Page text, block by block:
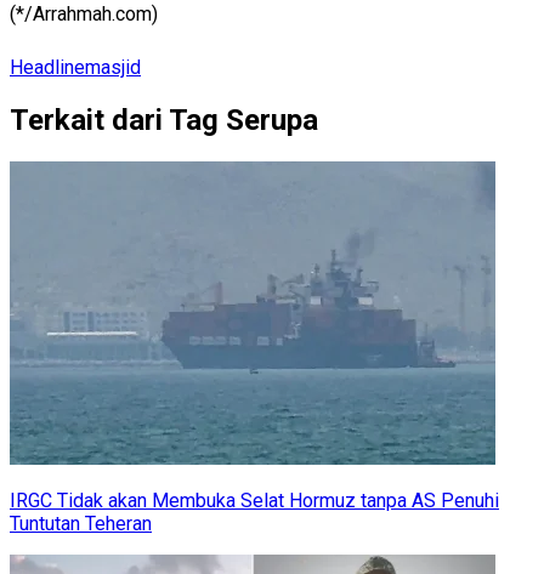
(*/Arrahmah.com)
Headlinemasjid
Terkait dari Tag Serupa
IRGC Tidak akan Membuka Selat Hormuz tanpa AS Penuhi
Tuntutan Teheran